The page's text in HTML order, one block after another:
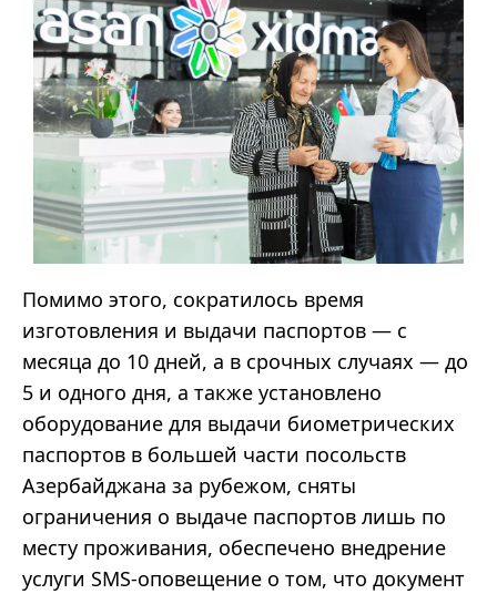
Помимо этого, сократилось время
изготовления и выдачи паспортов — с
месяца до 10 дней, а в срочных случаях — до
5 и одного дня, а также установлено
оборудование для выдачи биометрических
паспортов в большей части посольств
Азербайджана за рубежом, сняты
ограничения о выдаче паспортов лишь по
месту проживания, обеспечено внедрение
услуги SMS-оповещение о том, что документ